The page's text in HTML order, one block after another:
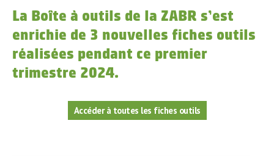
La Boîte à outils de la ZABR s’est
enrichie de 3 nouvelles fiches outils
réalisées pendant ce premier
trimestre 2024.
Accéder à toutes les fiches outils